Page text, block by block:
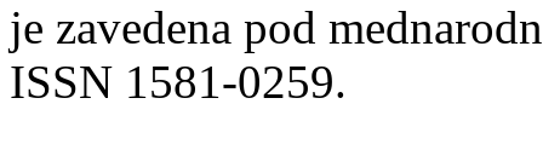
je zavedena pod
ISSN 1581-0259.